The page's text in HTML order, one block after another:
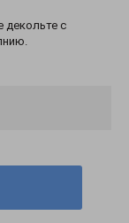
декольте с